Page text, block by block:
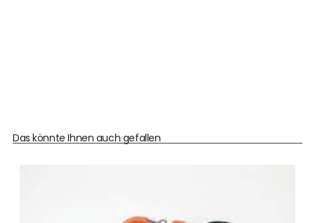
Das könnte Ihnen auch gefallen